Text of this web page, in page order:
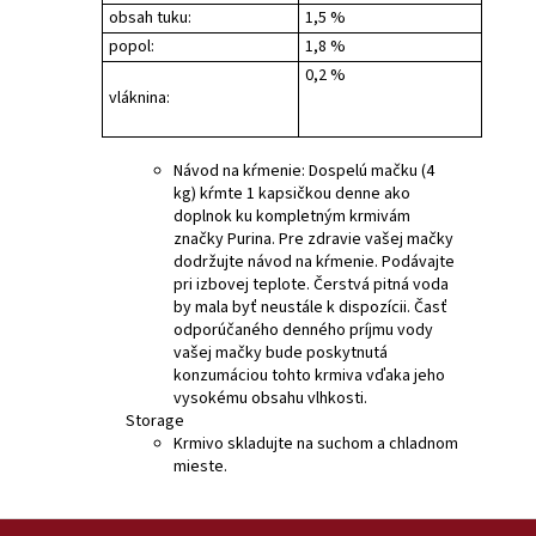
obsah tuku:
1,5 %
popol:
1,8 %
vláknina:
0,2 %
Návod na kŕmenie: Dospelú mačku (4
kg) kŕmte 1 kapsičkou denne ako
doplnok ku kompletným krmivám
značky Purina. Pre zdravie vašej mačky
dodržujte návod na kŕmenie. Podávajte
pri izbovej teplote. Čerstvá pitná voda
by mala byť neustále k dispozícii. Časť
odporúčaného denného príjmu vody
vašej mačky bude poskytnutá
konzumáciou tohto krmiva vďaka jeho
vysokému obsahu vlhkosti.
Storage
Krmivo skladujte na suchom a chladnom
mieste.